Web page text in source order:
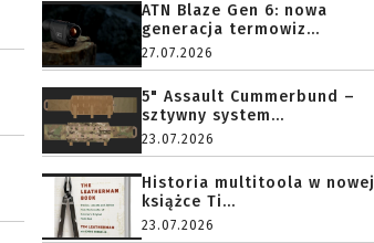
ATN Blaze Gen 6: nowa
generacja termowiz...
27.07.2026
5" Assault Cummerbund –
sztywny system...
23.07.2026
Historia multitoola w nowej
książce Ti...
23.07.2026